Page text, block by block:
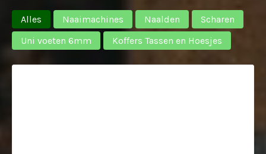
Alles Naaimachines Naalden
Scharen
Uni voeten 6mm
Koffers Tassen en Hoesjes